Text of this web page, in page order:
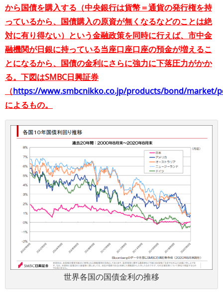
から国債を購入する（中央銀行は貨幣＝通貨の発行権を持
っているから、国債購入の原資が無くなるなどのことは絶
対に有り得ない）という金融政策を同時に行えば、市中金
融機関が日銀に持っている当座口座口座の預金が増えるこ
とになるから、国債の金利にさらに強力に下落圧力がかか
る。下図はSMBC日興証券
（https://www.smbcnikko.co.jp/products/bond/market/
によるもの。
世界各国の国債金利の推移